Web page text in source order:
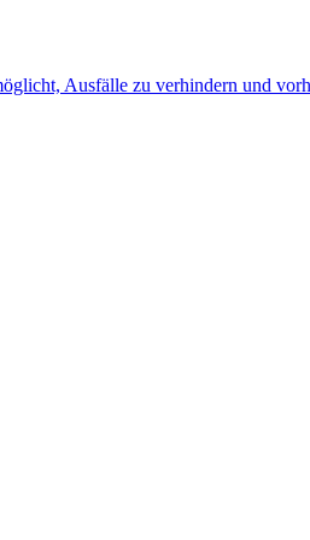
Ausfälle zu verhindern und